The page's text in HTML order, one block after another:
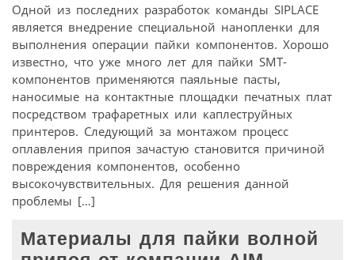
Одной из последних разработок команды SIPLACE
является внедрение специальной нанопленки для
выполнения операции пайки компонентов. Хорошо
известно, что уже много лет для пайки SMT-
компонентов применяются паяльные пасты,
наносимые на контактные площадки печатных плат
посредством трафаретных или каплеструйных
принтеров. Следующий за монтажом процесс
оплавления припоя зачастую становится причиной
повреждения компонентов, особенно
высокочувствительных. Для решения данной
проблемы […]
Материалы для пайки волной